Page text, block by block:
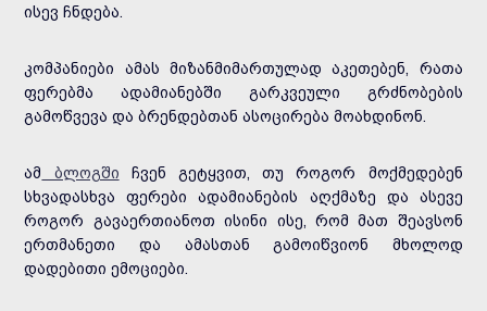
ისევ ჩნდება.
კომპანიები ამას მიზანმიმართულად აკეთებენ, რათა
ფერებმა ადამიანებში გარკვეული გრძნობების
გამოწვევა და ბრენდებთან ასოცირება მოახდინონ.
ამ ბლოგში ჩვენ გეტყვით, თუ როგორ მოქმედებენ
სხვადასხვა ფერები ადამიანების აღქმაზე და ასევე
როგორ გავაერთიანოთ ისინი ისე, რომ მათ შეავსონ
ერთმანეთი და ამასთან გამოიწვიონ მხოლოდ
დადებითი ემოციები.